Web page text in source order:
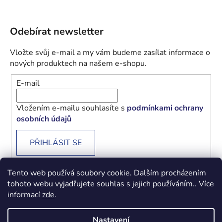
Tento web používá soubory cookie. Dalším procházením
tohoto webu vyjadřujete souhlas s jejich používáním.. Více
informacízde.
Odebírat newsletter
Vložte svůj e-mail a my vám budeme zasílat informace o
nových produktech na našem e-shopu.
E-mail
Vložením e-mailu souhlasíte s podmínkami ochrany
osobních údajů
PŘIHLÁSIT SE
Obchodní podmínky Podmínky ochrany osobních údajů